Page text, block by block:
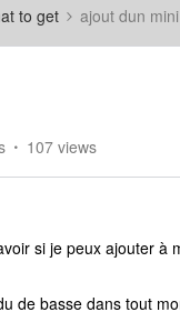
to get ajout dun
107 views
si je peux ajouter
de basse dans tout